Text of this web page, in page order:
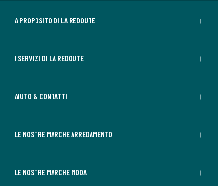
A PROPOSITO DI LA REDOUTE
I SERVIZI DI LA REDOUTE
AIUTO & CONTATTI
LE NOSTRE MARCHE ARREDAMENTO
LE NOSTRE MARCHE MODA